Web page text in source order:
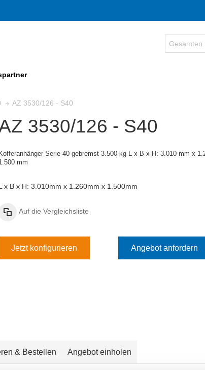
AZ 3530/126 - S40
3530/126 - S40
Kofferanhänger Serie 40 gebremst 3.500 kg L x B x H: 3.010 mm x
mm
x B x H: 3.010mm x 1.260mm x 1.500mm
Auf die Vergleichsliste
Jetzt konfigurieren Angebot anfordern
& Bestellen Angebot einholen